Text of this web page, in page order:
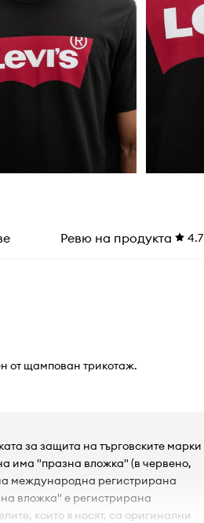
Ревю на продукта 4.7
от щампован трикотаж.
за защита на търговските марки
има "празна вложка" (в червено,
международна регистрирана
вложка" е регистрирана
които я носят, са оригинални